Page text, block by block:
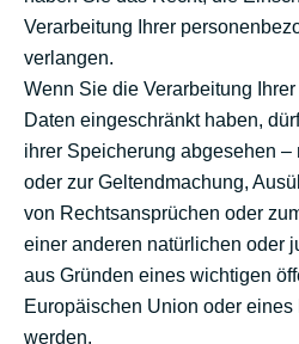
Verarbeitung Ihrer
verlangen.
Wenn Sie die Verarbeitung
Daten eingeschränkt haben,
ihrer Speicherung abgesehen
oder zur Geltendmachung,
von Rechtsansprüchen oder
einer anderen natürlichen oder
aus Gründen eines wichtigen
Europäischen Union oder
werden.